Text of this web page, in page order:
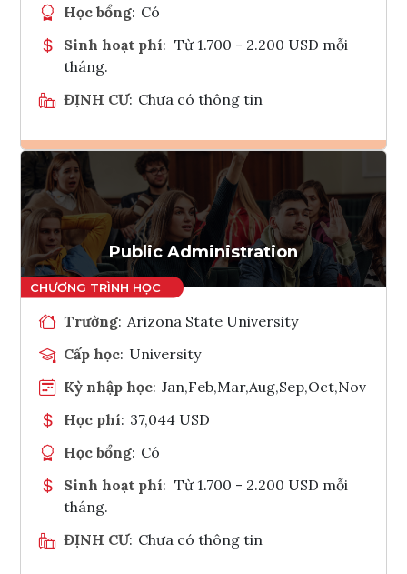
Học bổng: Có
Sinh hoạt phí: Từ 1.700 - 2.200 USD mỗi
tháng.
ĐỊNH CƯ: Chưa có thông tin
Ghi danh
Tham vấn Interlink
Public Administration
Trường: Arizona State University
Cấp học: University
Kỳ nhập học: Jan,Feb,Mar,Aug,Sep,Oct,Nov
Học phí: 37,044 USD
Học bổng: Có
Sinh hoạt phí: Từ 1.700 - 2.200 USD mỗi
tháng.
ĐỊNH CƯ: Chưa có thông tin